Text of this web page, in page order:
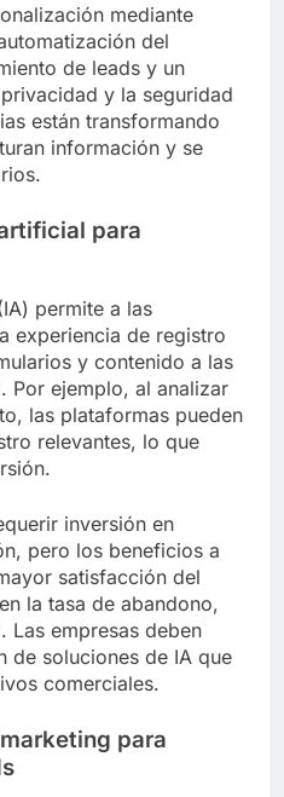
mediante
del
de leads y un
y la seguridad
están transformando
información y se
para
permite a las
experiencia de registro
y contenido a las
Por ejemplo, al analizar
las plataformas pueden
relevantes, lo que
inversión en
pero los beneficios a
satisfacción del
la tasa de abandono,
Las empresas deben
de soluciones de IA que
comerciales.
para